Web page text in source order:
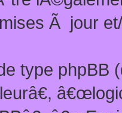
Ã jour
type phpBB